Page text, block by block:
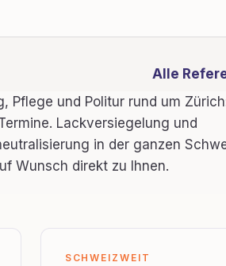
Alle
Pflege und Politur rund um
Lackversiegelung und
in der ganzen
Wunsch direkt zu Ihnen.
SCHWEIZWEIT